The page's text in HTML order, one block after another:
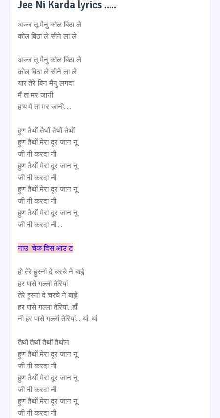
Jee Ni Karda lyrics .....
अज्ज तू मैनु कोल बिठा ले
कोल बिठा ले सीने ला ले
अज्ज तू मैनु कोल बिठा ले
कोल बिठा ले सीने ला ले
यार तेरे बिन मैनु लगदा
मैं तां मर जानी
हाय मैं तां मर जानी.....
हुण तैथों तैथों तैथों तैथों
हुण तैथों मेरा दूर जान नू
जी नी करदा नी
हुण तैथों मेरा दूर जान नू
जी नी करदा नी
हुण तैथों मेरा दूर जान नू
जी नी करदा नी
हुण तैथों मेरा दूर जान नू
जी नी करदा नी....
नाउ चेक दिस आउ ट
हो तेरे हुस्नां दे चरचे ने बाह्ले
हर पासे गल्लां तेरियां
तेरे हुस्नां दे चरचे ने बाह्ले
हर पासे गल्लां तेरियां...हाँ
नी हर पासे गल्लां तेरियां.....यां. यां.
तैथों तैथों तैथों तैथोन
हुण तैथों मेरा दूर जान नू
जी नी करदा नी
हुण तैथों मेरा दूर जान नू
जी नी करदा नी
हुण तैथों मेरा दूर जान नू
जी नी करदा नी